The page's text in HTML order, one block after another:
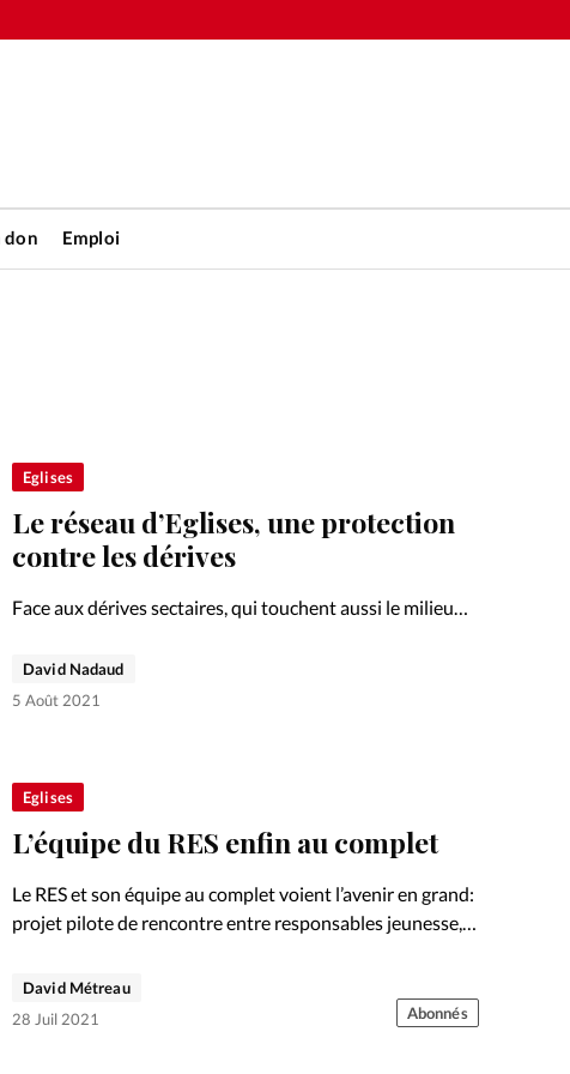
don Emploi
Foi
Opinions
La boutique
À propos
Emploi
Eglises
Le réseau d’Eglises, une protection
contre les dérives
Face aux dérives sectaires, qui touchent aussi le milieu
vraiment un gage de sécurité? Pour Jean-Marc Potenti,
président de la Communion des Eglises de l’espace
David Nadaud
5 Août 2021
Eglises
L’équipe du RES enfin au complet
Le RES et son équipe au complet voient l’avenir en grand:
projet pilote de rencontre entre responsables jeunesse,
projets variés. Un appel spécifique à aimer est
particulièrement…
David Métreau
28 Juil 2021
Abonnés